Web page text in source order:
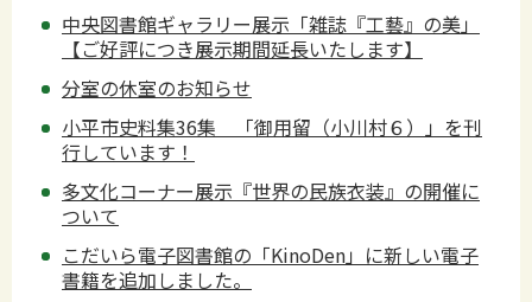
中央図書館ギャラリー展示「雑誌『工藝』の美」
【ご好評につき展示期間延長いたします】
分室の休室のお知らせ
小平市史料集36集 「御用留（小川村６）」を刊
行しています！
多文化コーナー展示『世界の民族衣装』の開催に
ついて
こだいら電子図書館の「KinoDen」に新しい電子
書籍を追加しました。